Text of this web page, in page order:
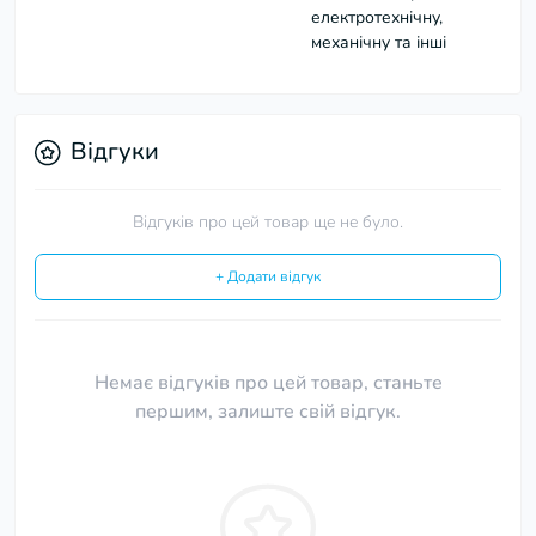
електротехнічну,
механічну та інші
Відгуки
Відгуків про цей товар ще не було.
+ Додати відгук
Немає відгуків про цей товар, станьте
першим, залиште свій відгук.